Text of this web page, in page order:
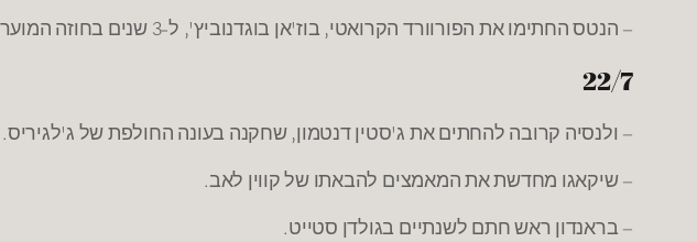
– הנטס החתימו את הפורוורד הקרואטי, בוז'אן בוגדנוביץ', ל-3 שנים בחוזה המוערך בכ-10 מיליון דולר. בוגדנוביץ' שיחק ב-3 העונות האחרונות בפנרבחצ'ה אולקר הטורקית.
22/7
– ולנסיה קרובה להחתים את ג'סטין דנטמון, שחקנה בעונה החולפת של ג'לגיריס.
– שיקאגו מחדשת את המאמצים להבאתו של קווין לאב.
– בראנדון ראש חתם לשנתיים בגולדן סטייט.